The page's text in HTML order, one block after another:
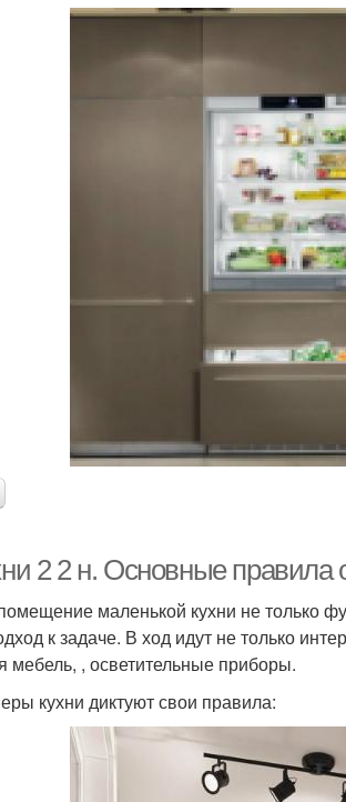
2 2 н. Основные правила
маленькой кухни не только
к задаче. В ход идут не только
мебель, , осветительные приборы.
кухни диктуют свои правила: